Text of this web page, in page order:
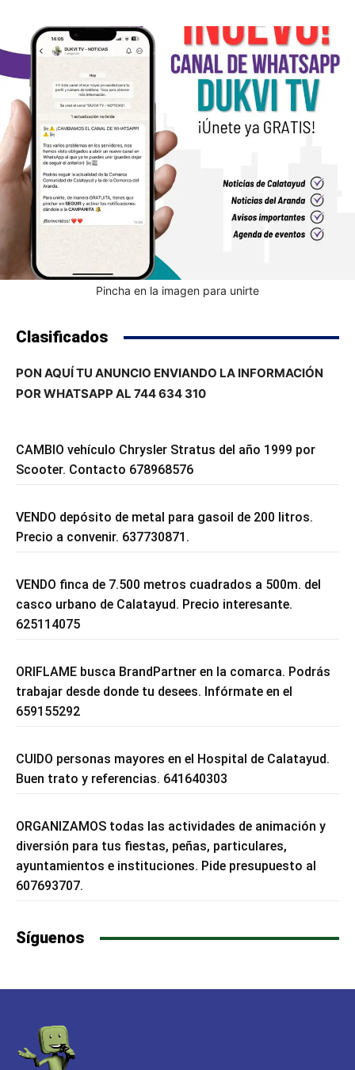
Pincha en la imagen para unirte
Clasificados
PON AQUÍ TU ANUNCIO ENVIANDO LA INFORMACIÓN
POR WHATSAPP AL 744 634 310
CAMBIO vehículo Chrysler Stratus del año 1999 por
Scooter. Contacto 678968576
VENDO depósito de metal para gasoil de 200 litros.
Precio a convenir. 637730871.
VENDO finca de 7.500 metros cuadrados a 500m. del
casco urbano de Calatayud. Precio interesante.
625114075
ORIFLAME busca BrandPartner en la comarca. Podrás
trabajar desde donde tu desees. Infórmate en el
659155292
CUIDO personas mayores en el Hospital de Calatayud.
Buen trato y referencias. 641640303
ORGANIZAMOS todas las actividades de animación y
diversión para tus fiestas, peñas, particulares,
ayuntamientos e instituciones. Pide presupuesto al
607693707.
Síguenos